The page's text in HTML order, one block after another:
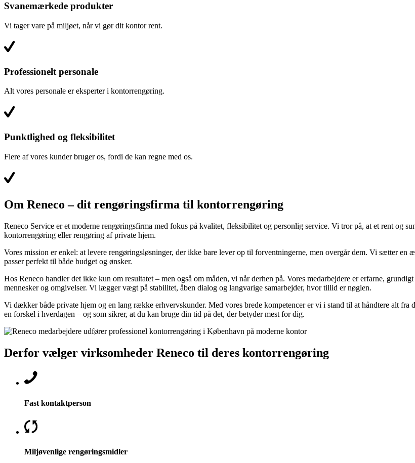
Svanemærkede produkter
Vi tager vare på miljøet, når vi gør dit kontor rent.
Professionelt personale
Alt vores personale er eksperter i kontorrengøring.
Punktlighed og fleksibilitet
Flere af vores kunder bruger os, fordi de kan regne med os.
Om Reneco – dit rengøringsfirma til kontorrengøring
Reneco Service er et moderne rengøringsfirma med fokus på kvalitet, fleksibilitet og personlig service. Vi tror på, at et rent og
kontorrengøring eller rengøring af private hjem.
Vores mission er enkel: at levere rengøringsløsninger, der ikke bare lever op til forventningerne, men overgår dem. Vi sætter
passer perfekt til både budget og ønsker.
Hos Reneco handler det ikke kun om resultatet – men også om måden, vi når derhen på. Vores medarbejdere er erfarne,
mennesker og omgivelser. Vi lægger vægt på stabilitet, åben dialog og langvarige samarbejder, hvor tillid er nøglen.
Vi dækker både private hjem og en lang række erhvervskunder. Med vores brede kompetencer er vi i stand til at håndtere alt
en forskel i hverdagen – og som sikrer, at du kan bruge din tid på det, der betyder mest for dig.
Derfor vælger virksomheder Reneco til deres kontorrengøring
Fast kontaktperson
Miljøvenlige rengøringsmidler